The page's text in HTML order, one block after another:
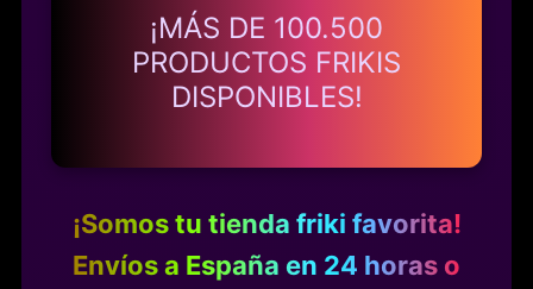
¡MÁS DE 100.500
PRODUCTOS FRIKIS
DISPONIBLES!
¡Somos tu tienda friki favorita!
Envíos a España en 24 horas o